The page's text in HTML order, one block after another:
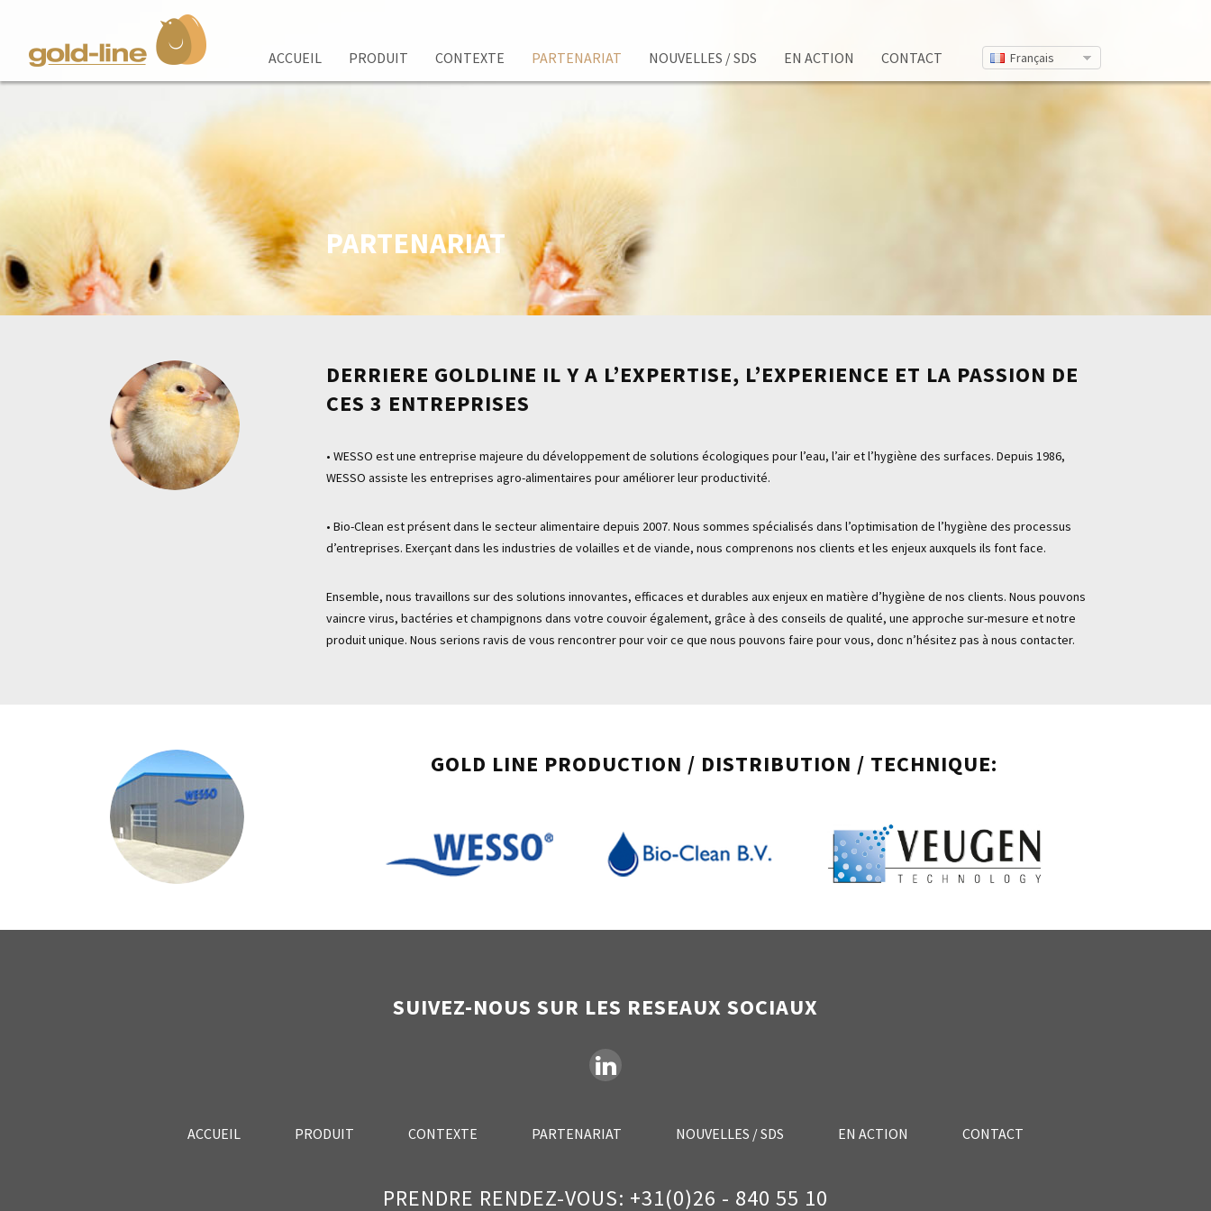
ACCUEIL PRODUIT CONTEXTE PARTENARIAT NOUVELLES / SDS EN ACTION CONTACT Français
Accueil
Produit
Contexte
Partenariat
Nouvelles
Français
PARTENARIAT
DERRIERE GOLDLINE IL Y A L’EXPERTISE, L’EXPERIENCE ET LA PASSION DE
CES 3 ENTREPRISES
• WESSO est une entreprise majeure du développement de solutions écologiques pour l’eau, l’air et l’hygiène des surfaces. Depuis 1986,
WESSO assiste les entreprises agro-alimentaires pour améliorer leur productivité.
• Bio-Clean est présent dans le secteur alimentaire depuis 2007. Nous sommes spécialisés dans l’optimisation de l’hygiène des processus
d’entreprises. Exerçant dans les industries de volailles et de viande, nous comprenons nos clients et les enjeux auxquels ils font face.
Ensemble, nous travaillons sur des solutions innovantes, efficaces et durables aux enjeux en matière d’hygiène de nos clients. Nous pouvons
vaincre virus, bactéries et champignons dans votre couvoir également, grâce à des conseils de qualité, une approche sur-mesure et notre
produit unique. Nous serions ravis de vous rencontrer pour voir ce que nous pouvons faire pour vous, donc n’hésitez pas à nous contacter.
GOLD LINE PRODUCTION / DISTRIBUTION / TECHNIQUE:
SUIVEZ-NOUS SUR LES RESEAUX SOCIAUX
ACCUEIL PRODUIT CONTEXTE PARTENARIAT NOUVELLES / SDS EN ACTION CONTACT
PRENDRE RENDEZ-VOUS: +31(0)26 - 840 55 10